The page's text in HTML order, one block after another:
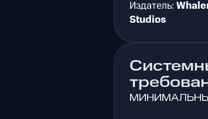
Издатель:
Studios